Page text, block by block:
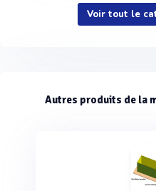
Voir tout le
Autres produits de la